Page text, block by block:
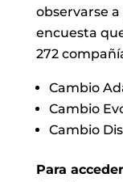
observarse
encuesta
272
Cambio
Cambio
Cambio
Para